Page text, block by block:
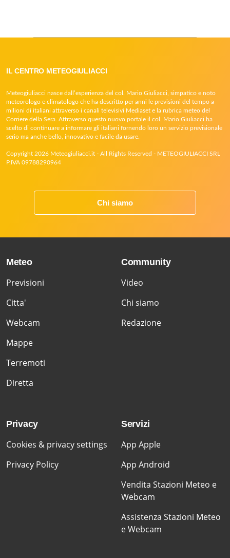
IL CENTRO METEOGIULIACCI
Meteogiuliacci nasce dall’esperienza del col. Mario Giuliacci, simpatico e noto
meteorologo e climatologo che ha descritto per anni le previsioni del tempo a
milioni di italiani attraverso i canali televisivi Mediaset e la rubrica meteo del
Corriere della Sera. Attraverso questo nuovo portale il col. Mario Giuliacci ha
scelto di continuare a informare gli italiani fornendo loro un servizio previsionale
serio ma anche bello, innovativo e facile da usare.
Copyright 2026 Meteogiuliacci.it - All Rights Reserved - METEOGIULIACCI SRL
P.IVA 09788290964
Chi siamo
Meteo
Previsioni
Citta'
Webcam
Mappe
Terremoti
Diretta
Community
Video
Chi siamo
Redazione
Privacy
Cookies & privacy settings
Privacy Policy
Servizi
App Apple
App Android
Vendita Stazioni Meteo e
Webcam
Assistenza Stazioni Meteo
e Webcam